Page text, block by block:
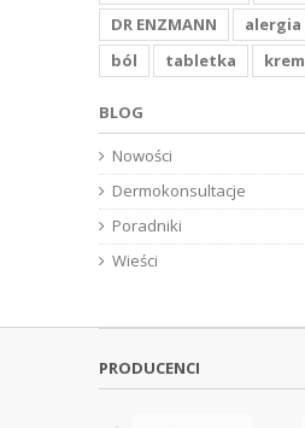
DR ENZMANN
alergia
ból
tabletka krem
BLOG
Nowości
Dermokonsultacje
Poradniki
Wieści
PRODUCENCI